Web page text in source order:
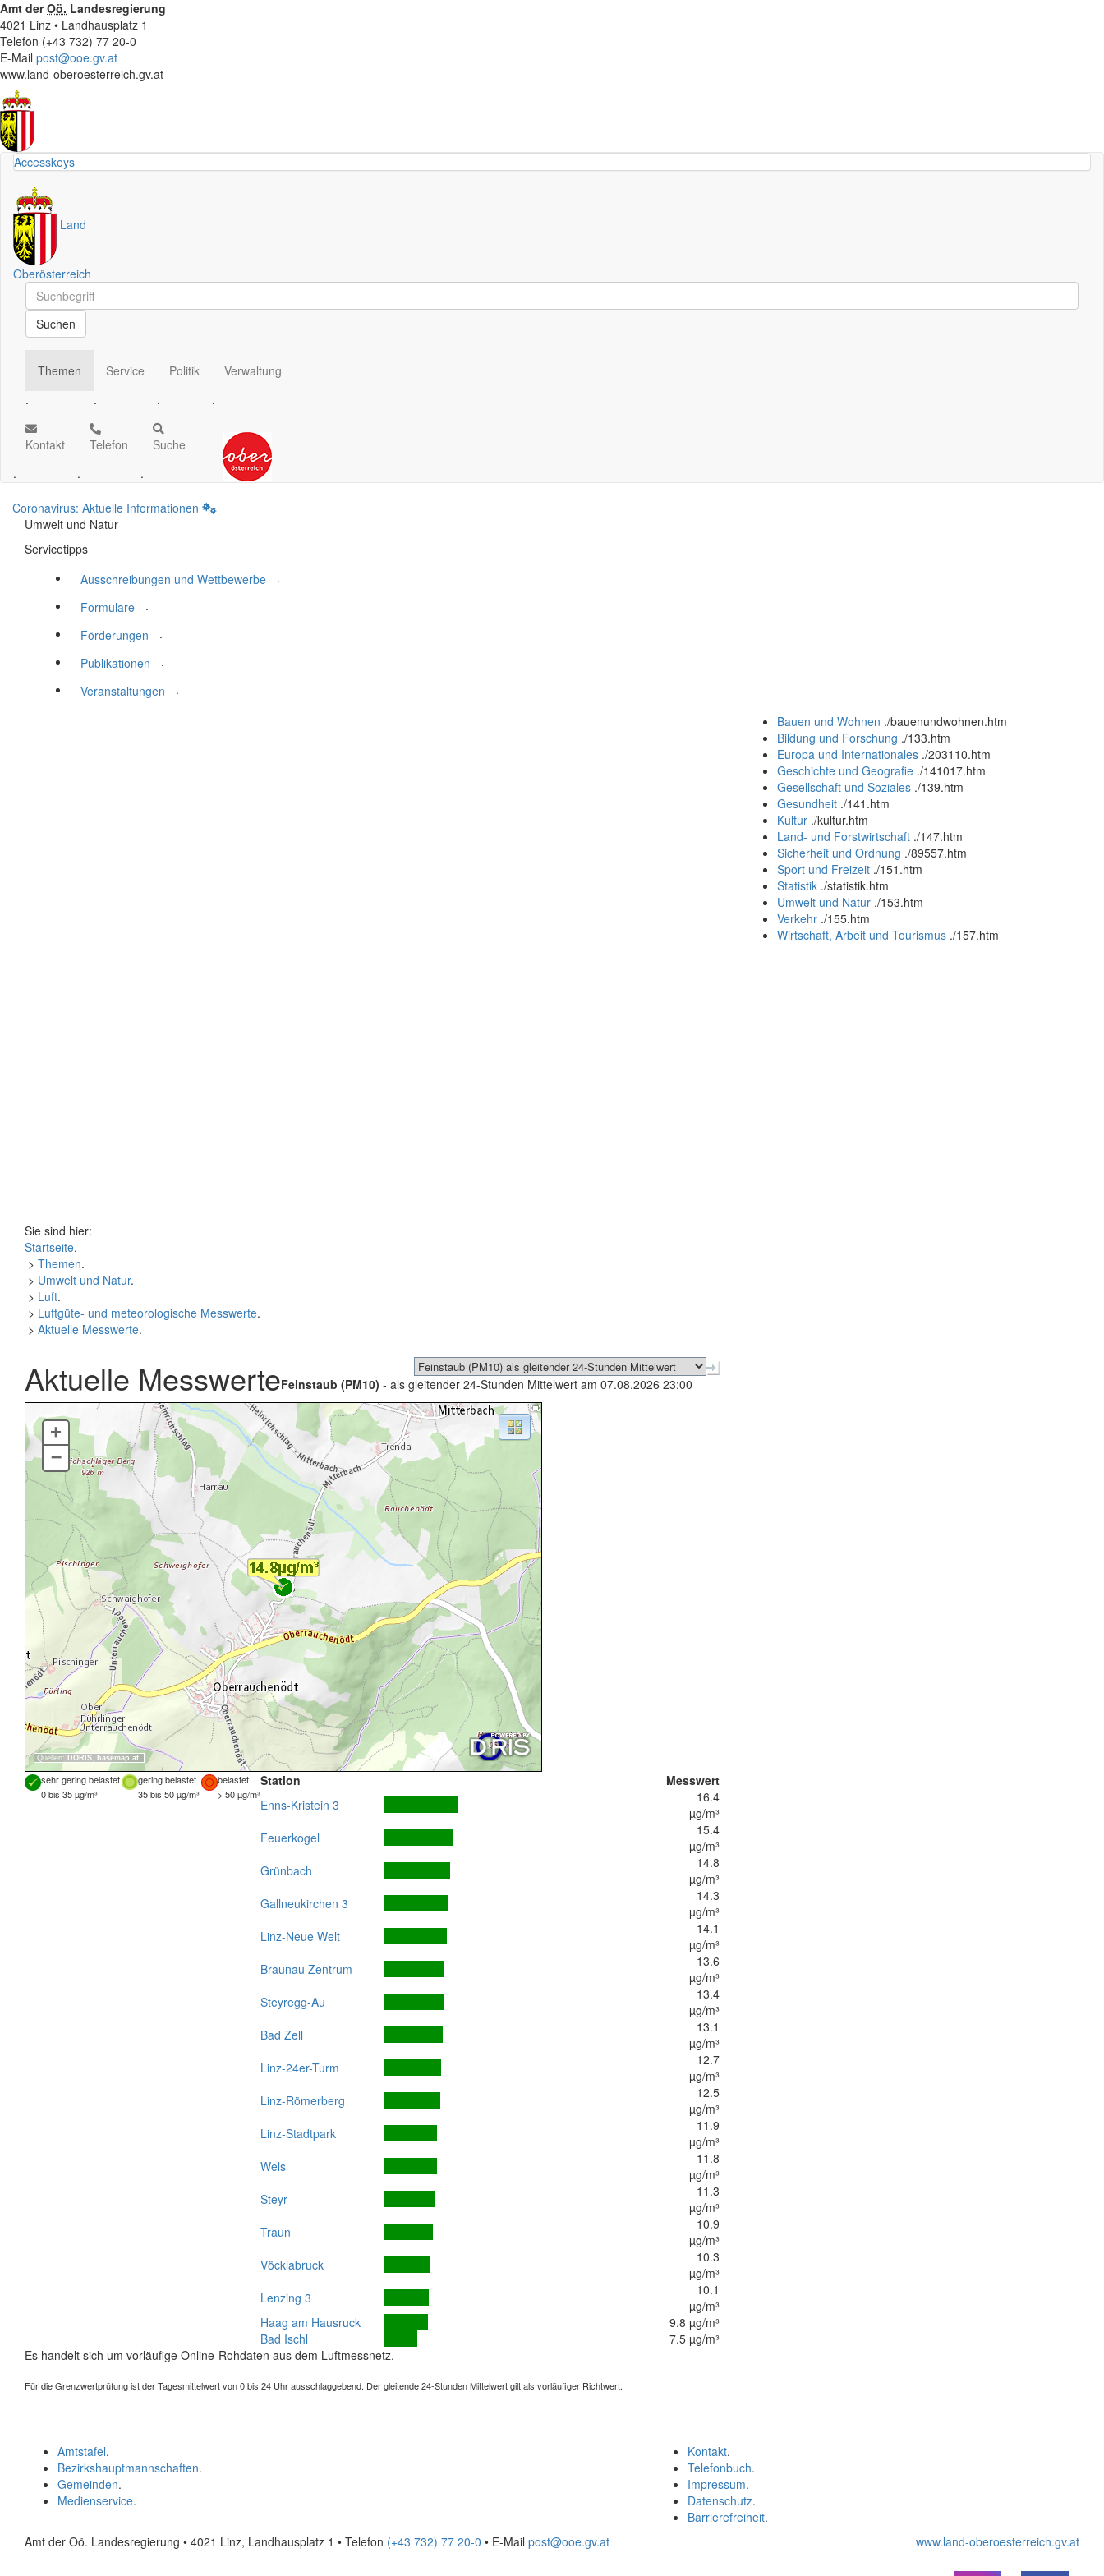
Amt derOö. Landesregierung
4021 Linz • Landhausplatz 1
Telefon (+43 732) 77 20-0
E-Mail post@ooe.gv.at
www.land-oberoesterreich.gv.at
Accesskeys
Land
Oberösterreich
Schnellsuche
Schnellsuche
Suchen
Themen
.
Service
.
Politik
.
Verwaltung
.
Kontakt
.
Telefon
.
Suche
.
Coronavirus: Aktuelle Informationen
Umwelt und Natur
Servicetipps
Ausschreibungen und Wettbewerbe
.
Formulare
.
Förderungen
.
Publikationen
.
Veranstaltungen
.
Bauen und Wohnen ./bauenundwohnen.htm
Bildung und Forschung ./133.htm
Europa und Internationales ./203110.htm
Geschichte und Geografie ./141017.htm
Gesellschaft und Soziales ./139.htm
Gesundheit ./141.htm
Kultur ./kultur.htm
Land- und Forstwirtschaft ./147.htm
Sicherheit und Ordnung ./89557.htm
Sport und Freizeit ./151.htm
Statistik ./statistik.htm
Umwelt und Natur ./153.htm
Verkehr ./155.htm
Wirtschaft, Arbeit und Tourismus ./157.htm
Sie sind hier:
Startseite.
> Themen.
> Umwelt und Natur.
> Luft.
> Luftgüte- und meteorologische Messwerte.
> Aktuelle Messwerte.
Aktuelle MesswerteFeinstaub (PM10) - als gleitender 24-Stunden Mittelwert am 07.08.2026 23:00
Quellen: DORIS, basemap.at
+
–
sehr gering belastet gering belastet
belastet
0 bis 35 µg/m³
35 bis 50 µg/m³ > 50 µg/m³
Station
Messwert
Enns-Kristein 3
16.4
µg/m³
Feuerkogel
15.4
µg/m³
Grünbach
14.8
µg/m³
Gallneukirchen 3
14.3
µg/m³
Linz-Neue Welt
14.1
µg/m³
Braunau Zentrum
13.6
µg/m³
Steyregg-Au
13.4
µg/m³
Bad Zell
13.1
µg/m³
Linz-24er-Turm
12.7
µg/m³
Linz-Römerberg
12.5
µg/m³
Linz-Stadtpark
11.9
µg/m³
Wels
11.8
µg/m³
Steyr
11.3
µg/m³
Traun
10.9
µg/m³
Vöcklabruck
10.3
µg/m³
Lenzing 3
10.1
µg/m³
Haag am Hausruck
9.8 µg/m³
Bad Ischl
7.5 µg/m³
Es handelt sich um vorläufige Online-Rohdaten aus dem Luftmessnetz.
Für die Grenzwertprüfung ist der Tagesmittelwert von 0 bis 24 Uhr ausschlaggebend. Der gleitende 24-Stunden Mittelwert gilt als vorläufiger Richtwert.
Kontakt.
Telefonbuch.
Impressum.
Datenschutz.
Barrierefreiheit.
Amtstafel.
Bezirkshauptmannschaften.
Gemeinden.
Medienservice.
Amt der Oö. Landesregierung • 4021 Linz, Landhausplatz 1 • Telefon (+43 732) 77 20-0 • E-Mail post@ooe.gv.at www.land-oberoesterreich.gv.at